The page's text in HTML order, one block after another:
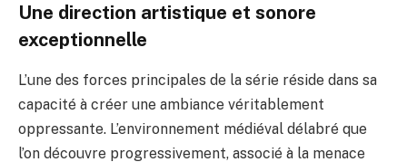
Une direction artistique et sonore
exceptionnelle
L’une des forces principales de la série réside dans sa
capacité à créer une ambiance véritablement
oppressante. L’environnement médiéval délabré que
l’on découvre progressivement, associé à la menace